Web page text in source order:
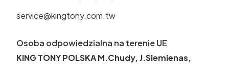
service@kingtony.com.tw
Osoba odpowiedzialna na terenie UE
KING TONY POLSKA M.Chudy, J.Siemienas,